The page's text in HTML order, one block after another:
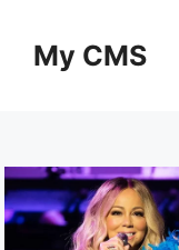
contentMy CMS